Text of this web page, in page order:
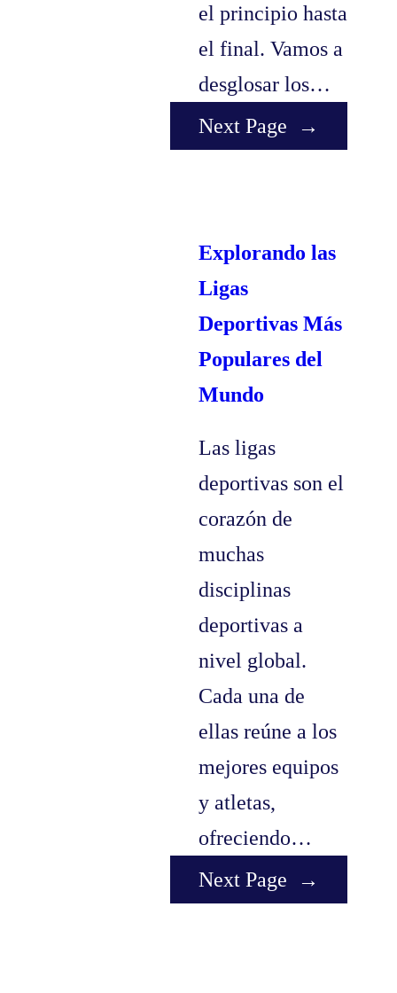
el principio hasta
el final. Vamos a
desglosar los…
Next Page
→
Explorando las
Ligas
Deportivas Más
Populares del
Mundo
Las ligas
deportivas son el
corazón de
muchas
disciplinas
deportivas a
nivel global.
Cada una de
ellas reúne a los
mejores equipos
y atletas,
ofreciendo…
Next Page
→